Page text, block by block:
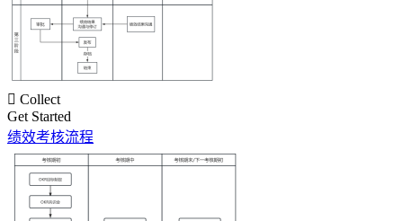
 Collect
Get Started
绩效考核流程